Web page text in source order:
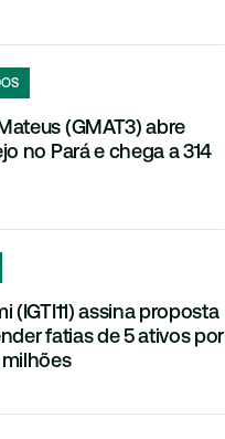
(GMAT3) abre
no Pará e chega a 314
(IGTI11) assina proposta
fatias de 5 ativos por
milhões